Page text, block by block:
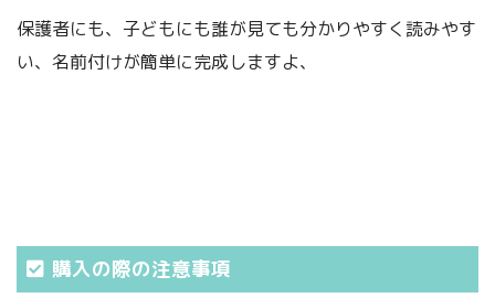
保護者にも、子どもにも誰が見ても分かりやすく読みやす
い、名前付けが簡単に完成しますよ、
購入の際の注意事項